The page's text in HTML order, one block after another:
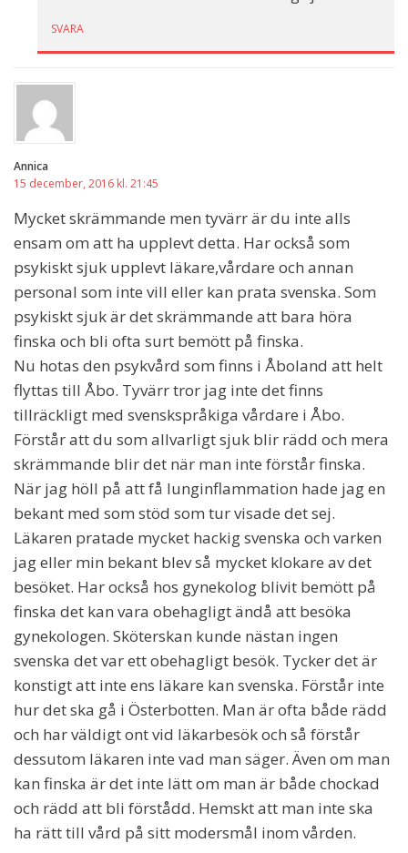
SVARA
Annica
15 december, 2016 kl. 21:45
Mycket skrämmande men tyvärr är du inte alls
ensam om att ha upplevt detta. Har också som
psykiskt sjuk upplevt läkare,vårdare och annan
personal som inte vill eller kan prata svenska. Som
psykiskt sjuk är det skrämmande att bara höra
finska och bli ofta surt bemött på finska.
Nu hotas den psykvård som finns i Åboland att helt
flyttas till Åbo. Tyvärr tror jag inte det finns
tillräckligt med svenskspråkiga vårdare i Åbo.
Förstår att du som allvarligt sjuk blir rädd och mera
skrämmande blir det när man inte förstår finska.
När jag höll på att få lunginflammation hade jag en
bekant med som stöd som tur visade det sej.
Läkaren pratade mycket hackig svenska och varken
jag eller min bekant blev så mycket klokare av det
besöket. Har också hos gynekolog blivit bemött på
finska det kan vara obehagligt ändå att besöka
gynekologen. Sköterskan kunde nästan ingen
svenska det var ett obehagligt besök. Tycker det är
konstigt att inte ens läkare kan svenska. Förstår inte
hur det ska gå i Österbotten. Man är ofta både rädd
och har väldigt ont vid läkarbesök och så förstår
dessutom läkaren inte vad man säger. Även om man
kan finska är det inte lätt om man är både chockad
och rädd att bli förstådd. Hemskt att man inte ska
ha rätt till vård på sitt modersmål inom vården.